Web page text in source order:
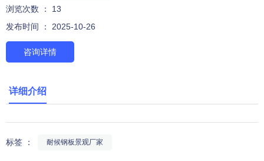
浏览次数 ： 13
发布时间 ： 2025-10-26
咨询详情
详细介绍
标签 ： 耐候钢板景观厂家